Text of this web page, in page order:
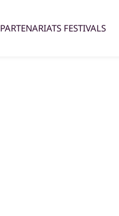
PARTENARIATS FESTIVALS